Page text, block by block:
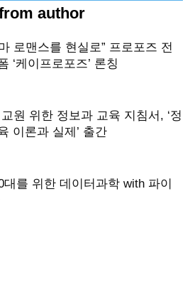
author
로맨스를 현실로” 프로포즈 전
‘케이프로포즈’ 론칭
원 위한 정보과 교육 지침서, ‘정
이론과 실제’ 출간
대를 위한 데이터과학 with 파이